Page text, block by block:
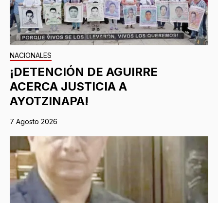
NACIONALES
¡DETENCIÓN DE AGUIRRE
ACERCA JUSTICIA A
AYOTZINAPA!
7 Agosto 2026